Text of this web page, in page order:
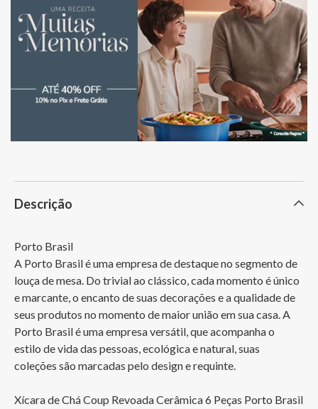
Descrição
Porto Brasil
A Porto Brasil é uma empresa de destaque no segmento de
louça de mesa. Do trivial ao clássico, cada momento é único
e marcante, o encanto de suas decorações e a qualidade de
seus produtos no momento de maior união em sua casa. A
Porto Brasil é uma empresa versátil, que acompanha o
estilo de vida das pessoas, ecológica e natural, suas
coleções são marcadas pelo design e requinte.
Xícara de Chá Coup Revoada Cerâmica 6 Peças Porto Brasil